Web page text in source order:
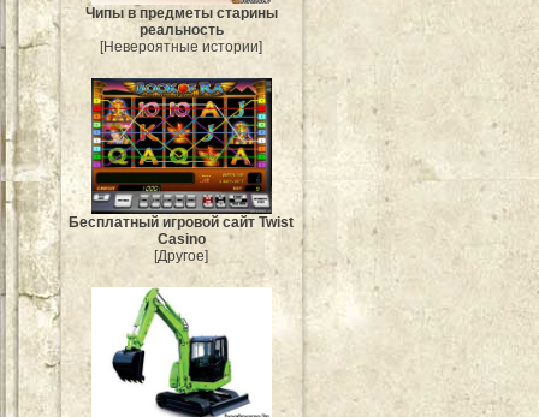
Чипы в предметы старины
реальность
[Невероятные истории]
Бесплатный игровой сайт Twist
Casino
[Другое]